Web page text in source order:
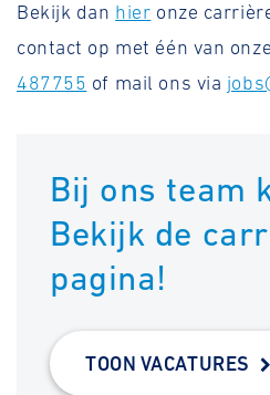
Bekijk dan hier onze
contact op met één van
487755 of mail ons via
Bij ons team
Bekijk de
pagina!
TOON VACATURES